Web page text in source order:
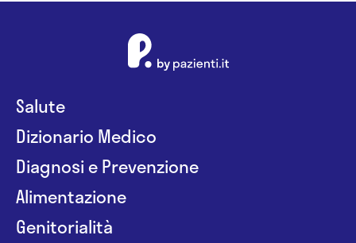
Salute
Dizionario Medico
Diagnosi e Prevenzione
Alimentazione
Genitorialità